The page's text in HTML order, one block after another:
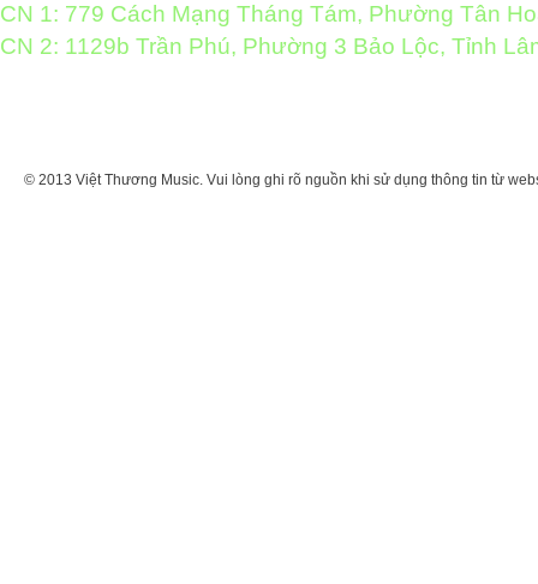
CN 1: 779 Cách Mạng Tháng Tám, Phường Tân
CN 2: 1129b Trần Phú, Phường 3 Bảo Lộc, Tỉnh
© 2013 Việt Thương Music. Vui lòng ghi rõ nguồn khi sử dụng thông tin từ